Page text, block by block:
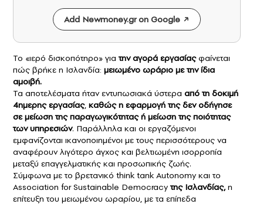
Add Newmoney.gr on Google
Το «ιερό δισκοπότηρο» γιατην αγορά εργασίαςφαίνεται
πώς βρήκε η Ισλανδία: μειωμένο ωράριο με την ίδια
αμοιβή.
Τα αποτελέσματα ήταν εντυπωσιακά ύστερα από τη δοκιμή
4ημερης εργασίας, καθώς η εφαρμογή της δεν οδήγησε
σε μείωση της παραγωγικότητας ή μείωση της ποιότητας
των υπηρεσιών. Παράλληλα και οι εργαζόμενοι
εμφανίζονται ικανοποιημένοι με τους περισσότερους να
αναφέρουν λιγότερο άγχος και βελτιωμένη ισορροπία
μεταξύ επαγγελματικής και προσωπικής ζωής.
Σύμφωνα με το βρετανικό think tank Autonomy και το
Association for Sustainable Democracyτης Ισλανδίας,η
επίτευξη του μειωμένου ωραρίου, με τα επίπεδα